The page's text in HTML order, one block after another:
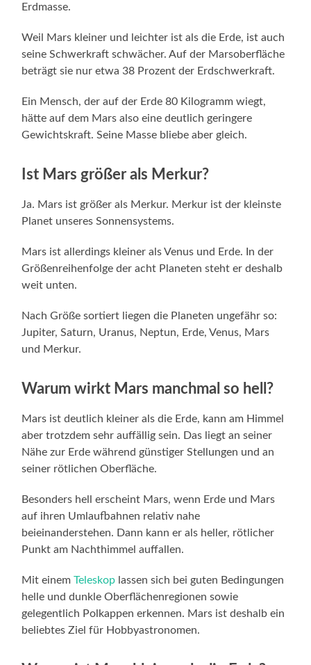
Erdmasse.
Weil Mars kleiner und leichter ist als die Erde, ist auch
seine Schwerkraft schwächer. Auf der Marsoberfläche
beträgt sie nur etwa 38 Prozent der Erdschwerkraft.
Ein Mensch, der auf der Erde 80 Kilogramm wiegt,
hätte auf dem Mars also eine deutlich geringere
Gewichtskraft. Seine Masse bliebe aber gleich.
Ist Mars größer als Merkur?
Ja. Mars ist größer als Merkur. Merkur ist der kleinste
Planet unseres Sonnensystems.
Mars ist allerdings kleiner als Venus und Erde. In der
Größenreihenfolge der acht Planeten steht er deshalb
weit unten.
Nach Größe sortiert liegen die Planeten ungefähr so:
Jupiter, Saturn, Uranus, Neptun, Erde, Venus, Mars
und Merkur.
Warum wirkt Mars manchmal so hell?
Mars ist deutlich kleiner als die Erde, kann am Himmel
aber trotzdem sehr auffällig sein. Das liegt an seiner
Nähe zur Erde während günstiger Stellungen und an
seiner rötlichen Oberfläche.
Besonders hell erscheint Mars, wenn Erde und Mars
auf ihren Umlaufbahnen relativ nahe
beieinanderstehen. Dann kann er als heller, rötlicher
Punkt am Nachthimmel auffallen.
Mit einemTeleskop lassen sich bei guten Bedingungen
helle und dunkle Oberflächenregionen sowie
gelegentlich Polkappen erkennen. Mars ist deshalb ein
beliebtes Ziel für Hobbyastronomen.